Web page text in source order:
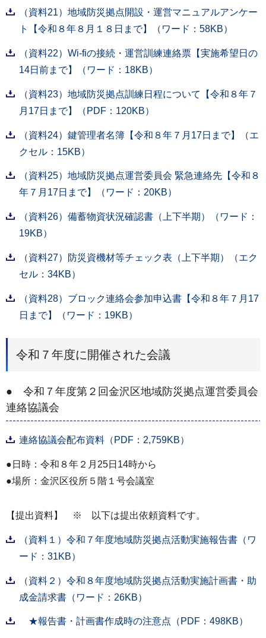
（資料21）地域防災拠点開設・運営マニュアルアンケー
ト【令和８年８月１８日まで】（ワード：58KB）
（資料22）Wi-fiの接続・運営訓練連絡票【実施希望日の
14日前まで】（ワード：18KB）
（資料23）地域防災拠点訓練日程について【令和８年７
月17日まで】（PDF：120KB）
（資料24）鍵管理者名簿【令和８年７月17日まで】（エ
クセル：15KB）
（資料25）地域防災拠点運営委員会 緊急連絡先【令和８
年７月17日まで】（ワード：20KB）
（資料26）備蓄物資状況確認書（上下半期）（ワード：
19KB）
（資料27）防災資機材等チェック表（上下半期）（エク
セル：34KB）
（資料28）ブロック連絡会参加申込書【令和８年７月17
日まで】（ワード：19KB）
令和７年度に開催された会議
● 令和７年度第２回金沢区地域防災拠点運営委員会
連絡協議会
連絡協議会配布資料（PDF：2,759KB）
●日時：令和８年２月25日14時から
●場所：金沢区役所５階１号会議室
【提出資料】 ※ 以下は提出依頼資料です。
（資料１）令和７年度地域防災拠点活動実施報告書（ワ
ード：31KB）
（資料２）令和８年度地域防災拠点活動実施計画書・助
成金請求書（ワード：26KB）
★報告書・計画書作成時の注意点（PDF：498KB）